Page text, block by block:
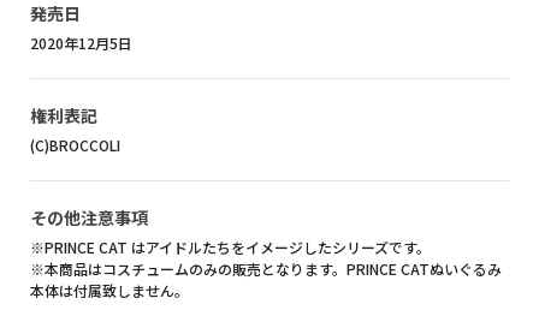
発売日
2020年12月5日
権利表記
(C)BROCCOLI
その他注意事項
※PRINCE CAT はアイドルたちをイメージしたシリーズです。
※本商品はコスチュームのみの販売となります。PRINCE CATぬいぐるみ
本体は付属致しません。